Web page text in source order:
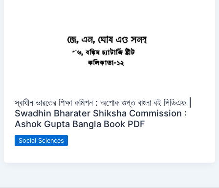
স্বাধীন ভারতের শিক্ষা কমিশন : অশোক গুপ্ত বাংলা বই পিডিএফ |
Swadhin Bharater Shiksha Commission :
Ashok Gupta Bangla Book PDF
Social Sciences